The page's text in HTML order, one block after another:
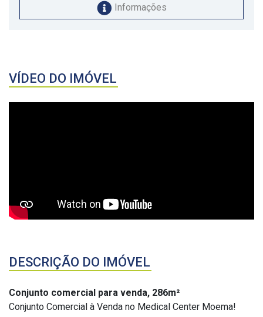
Informações
VÍDEO DO IMÓVEL
DESCRIÇÃO DO IMÓVEL
Conjunto comercial para venda, 286m²
Conjunto Comercial à Venda no Medical Center Moema!